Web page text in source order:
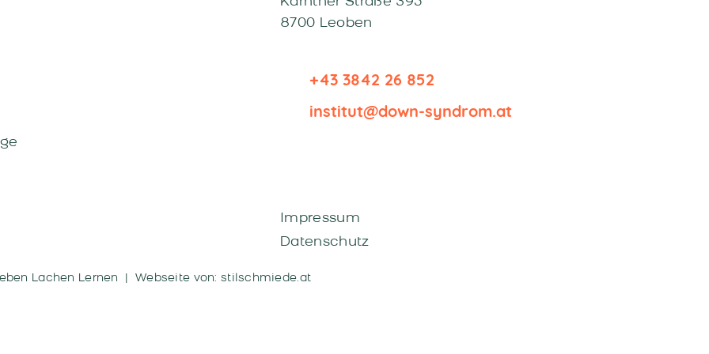
8700 Leoben
+43 3842 26 852
institut@down-syndrom.at
Impressum
Datenschutz
Lachen Lernen |Webseite von: stilschmiede.at